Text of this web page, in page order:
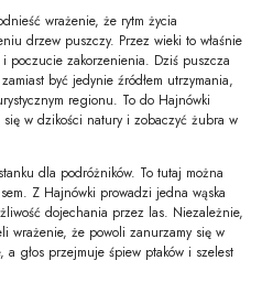
wrażenie, że rytm życia
drzew puszczy. Przez wieki to właśnie
poczucie zakorzenienia. Dziś puszcza
być jedynie źródłem utrzymania,
regionu. To do Hajnówki
w dzikości natury i zobaczyć żubra w
dla podróżników. To tutaj można
Z Hajnówki prowadzi jedna wąska
dojechania przez las. Niezależnie,
wrażenie, że powoli zanurzamy się w
głos przejmuje śpiew ptaków i szelest